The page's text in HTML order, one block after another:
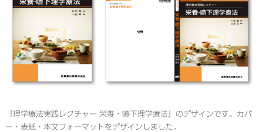
『理学療法実践レクチャー 栄養・嚥下理学療法』のデザインです。カバ
ー・表紙・本文フォーマットをデザインしました。